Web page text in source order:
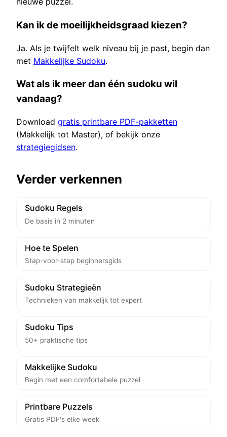
Kan ik de moeilijkheidsgraad kiezen?
Ja. Als je twijfelt welk niveau bij je past, begin dan
met Makkelijke Sudoku.
Wat als ik meer dan één sudoku wil
vandaag?
Download gratis printbare PDF-pakketten
(Makkelijk tot Master), of bekijk onze
strategiegidsen.
Verder verkennen
Sudoku Regels
De basis in 2 minuten
Hoe te Spelen
Stap-voor-stap beginnersgids
Sudoku Strategieën
Technieken van makkelijk tot expert
Sudoku Tips
50+ praktische tips
Makkelijke Sudoku
Begin met een comfortabele puzzel
Printbare Puzzels
Gratis PDF's elke week